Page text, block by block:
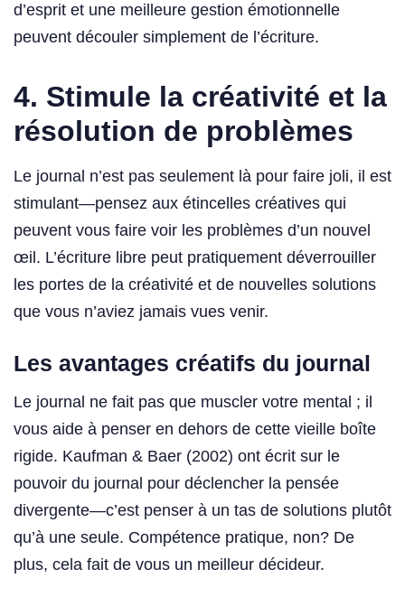
d’esprit et une meilleure gestion émotionnelle
peuvent découler simplement de l’écriture.
4. Stimule la créativité et la
résolution de problèmes
Le journal n’est pas seulement là pour faire joli, il est
stimulant—pensez aux étincelles créatives qui
peuvent vous faire voir les problèmes d’un nouvel
œil. L’écriture libre peut pratiquement déverrouiller
les portes de la créativité et de nouvelles solutions
que vous n’aviez jamais vues venir.
Les avantages créatifs du journal
Le journal ne fait pas que muscler votre mental ; il
vous aide à penser en dehors de cette vieille boîte
rigide. Kaufman & Baer (2002) ont écrit sur le
pouvoir du journal pour déclencher la pensée
divergente—c’est penser à un tas de solutions plutôt
qu’à une seule. Compétence pratique, non? De
plus, cela fait de vous un meilleur décideur.